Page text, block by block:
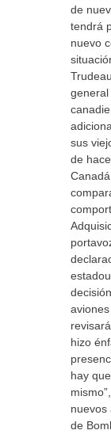
de
tendrá
nuevo
sus
de
hizo
hay
nuevos
de